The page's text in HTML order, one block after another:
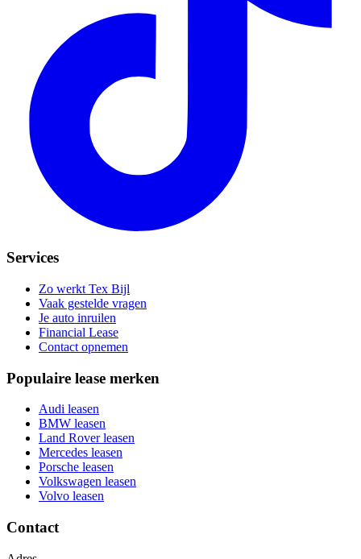
Services
Zo werkt Tex Bijl
Vaak gestelde vragen
Je auto inruilen
Financial Lease
Contact opnemen
Populaire lease merken
Audi leasen
BMW leasen
Land Rover leasen
Mercedes leasen
Porsche leasen
Volkswagen leasen
Volvo leasen
Contact